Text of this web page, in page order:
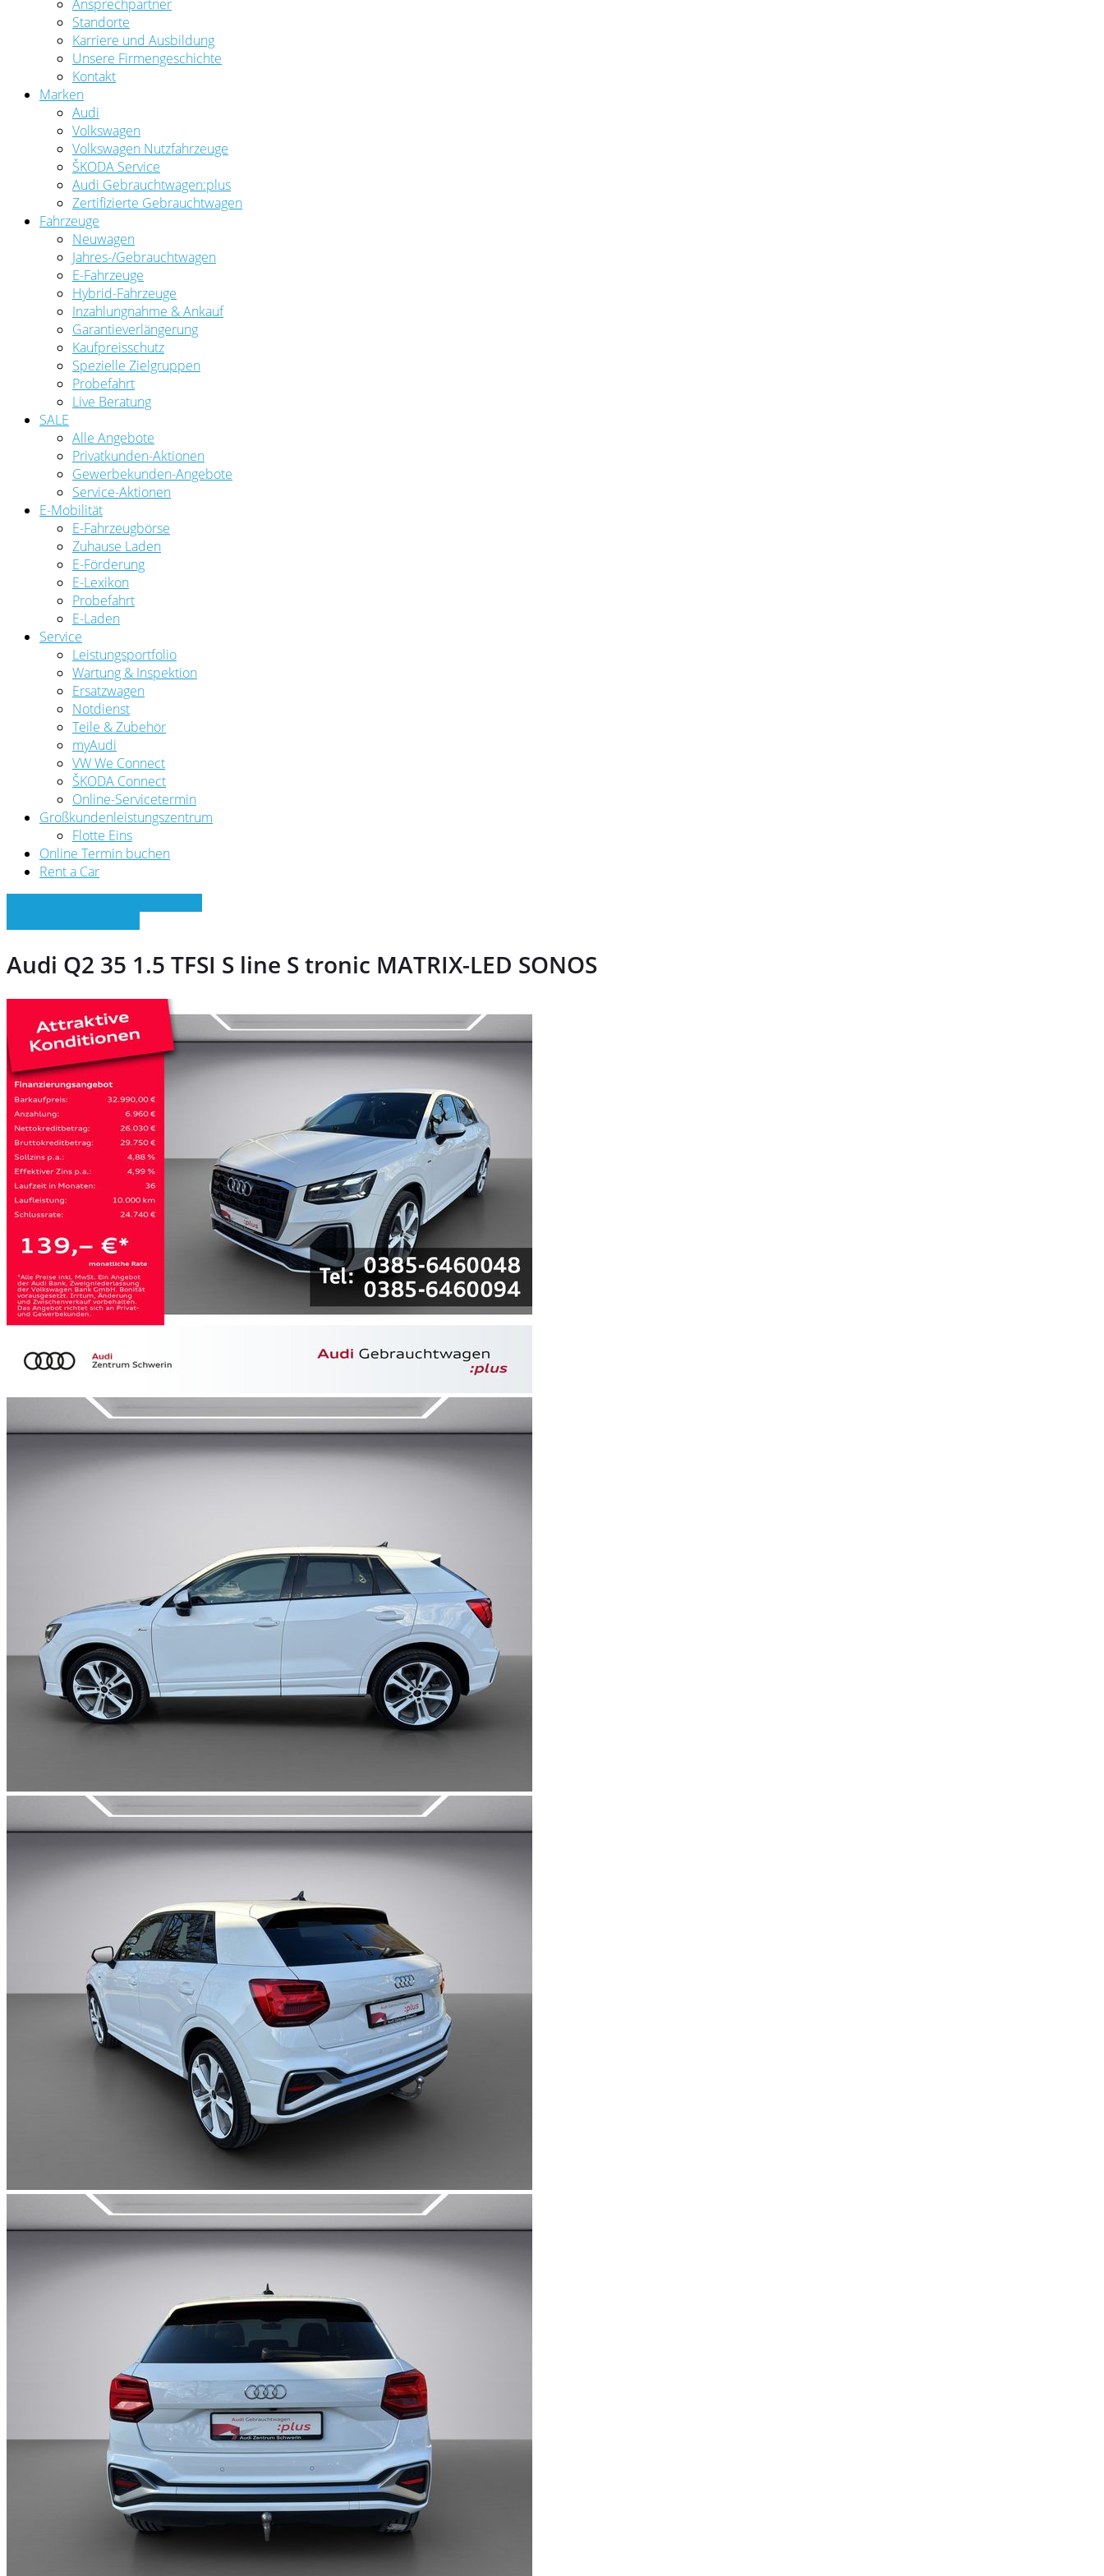
Ansprechpartner
Standorte
Karriere und Ausbildung
Unsere Firmengeschichte
Kontakt
Marken
Audi
Volkswagen
Volkswagen Nutzfahrzeuge
ŠKODA Service
Audi Gebrauchtwagen:plus
Zertifizierte Gebrauchtwagen
Fahrzeuge
Neuwagen
Jahres-/Gebrauchtwagen
E-Fahrzeuge
Hybrid-Fahrzeuge
Inzahlungnahme & Ankauf
Garantieverlängerung
Kaufpreisschutz
Spezielle Zielgruppen
Probefahrt
Live Beratung
SALE
Alle Angebote
Privatkunden-Aktionen
Gewerbekunden-Angebote
Service-Aktionen
E-Mobilität
E-Fahrzeugbörse
Zuhause Laden
E-Förderung
E-Lexikon
Probefahrt
E-Laden
Service
Leistungsportfolio
Wartung & Inspektion
Ersatzwagen
Notdienst
Teile & Zubehör
myAudi
VW We Connect
ŠKODA Connect
Online-Servicetermin
Großkundenleistungszentrum
Flotte Eins
Online Termin buchen
Rent a Car
Audi Q2 35 1.5 TFSI S line S tronic MATRIX-LED SONOS